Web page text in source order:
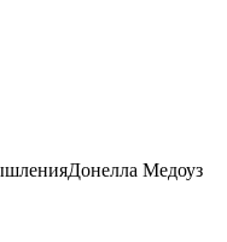
Донелла Медоуз